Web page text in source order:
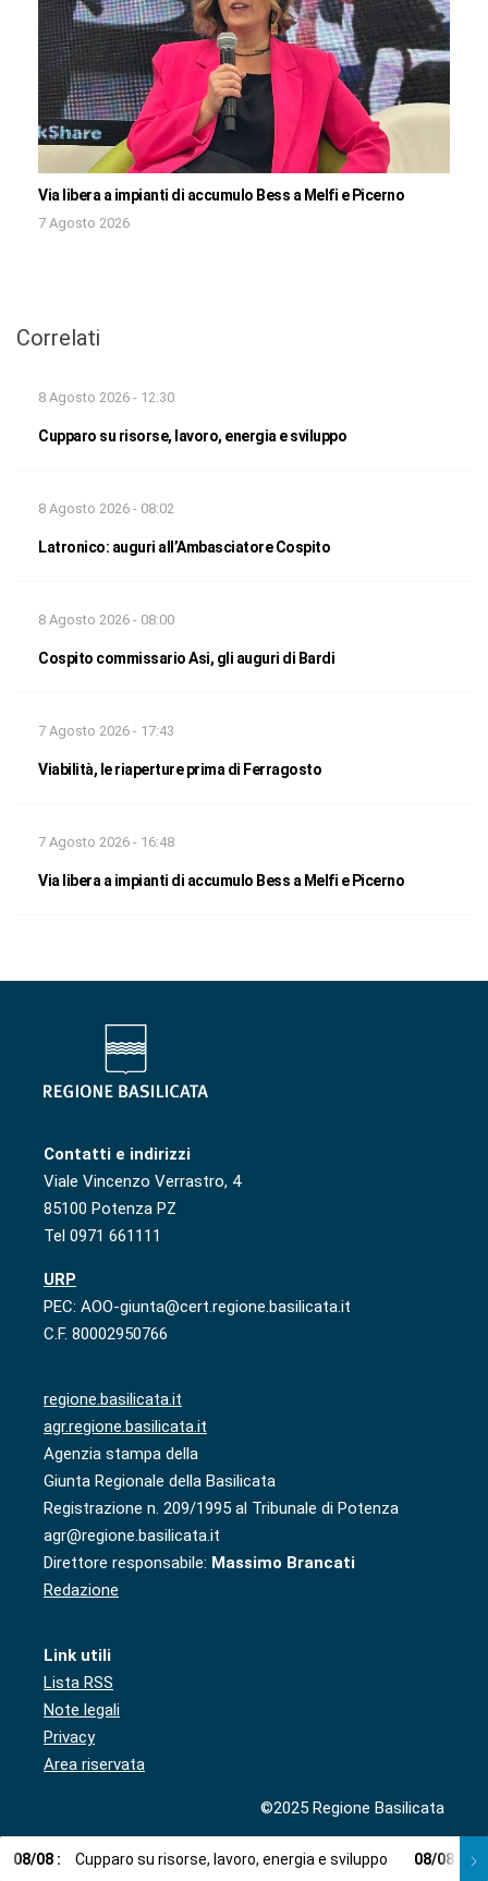
Via libera a impianti di accumulo Bess a Melfi e Picerno
7 Agosto 2026
Correlati
8 Agosto 2026 - 12:30
Cupparo su risorse, lavoro, energia e sviluppo
8 Agosto 2026 - 08:02
Latronico: auguri all’Ambasciatore Cospito
8 Agosto 2026 - 08:00
Cospito commissario Asi, gli auguri di Bardi
7 Agosto 2026 - 17:43
Viabilità, le riaperture prima di Ferragosto
7 Agosto 2026 - 16:48
Via libera a impianti di accumulo Bess a Melfi e Picerno
Contatti e indirizzi
Viale Vincenzo Verrastro, 4
85100 Potenza PZ
Tel 0971 661111
URP
PEC: AOO-giunta@cert.regione.basilicata.it
C.F. 80002950766
regione.basilicata.it
agr.regione.basilicata.it
Agenzia stampa della
Giunta Regionale della Basilicata
Registrazione n. 209/1995 al Tribunale di Potenza
agr@regione.basilicata.it
Direttore responsabile: Massimo Brancati
Redazione
Link utili
Lista RSS
Note legali
Privacy
Area riservata
©2025 Regione Basilicata
08/08 : Cupparo su risorse, lavoro, energia e sviluppo 08/08